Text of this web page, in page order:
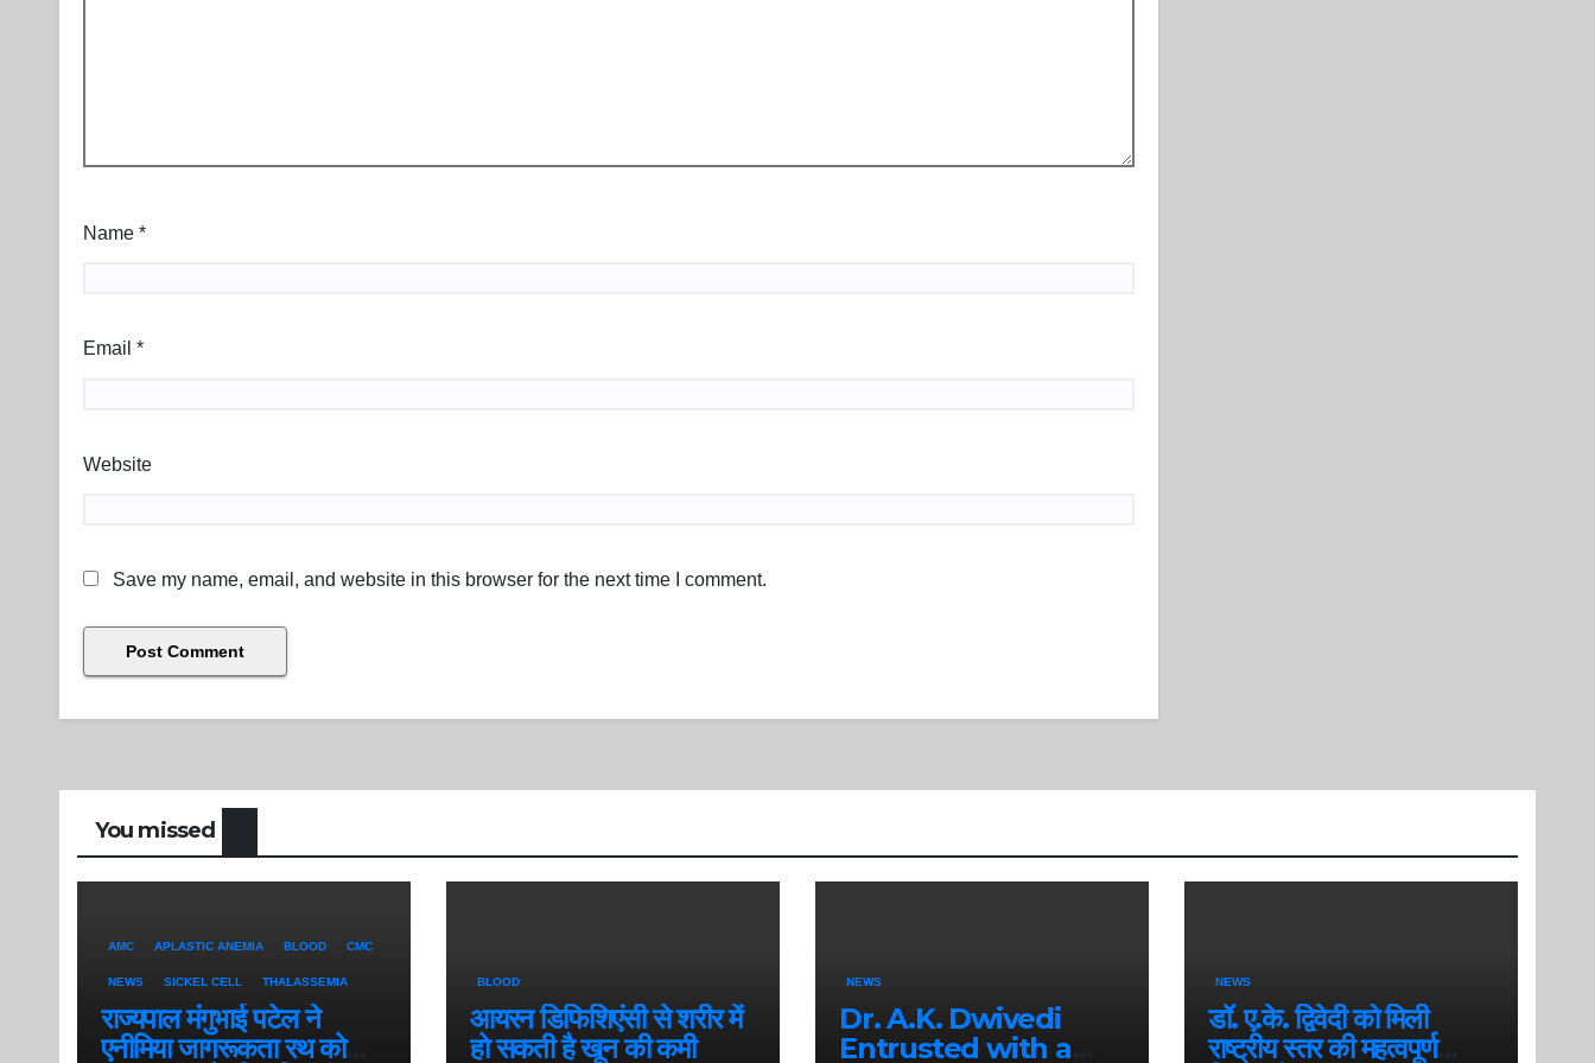
Name *
Email *
Website
Save my name, email, and website in this browser for the next time I comment.
You missed
AMC APLASTIC ANEMIA BLOOD CMC
NEWS SICKEL CELL THALASSEMIA
राज्यपाल मंगुभाई पटेल ने
एनीमिया जागरूकता रथ को
BLOOD
आयरन डिफिशिएंसी से शरीर में
हो सकती है खून की कमी
NEWS
Dr. A.K. Dwivedi
Entrusted with a
NEWS
डॉ. ए.के. द्विवेदी को मिली
राष्ट्रीय स्तर की महत्वपूर्ण